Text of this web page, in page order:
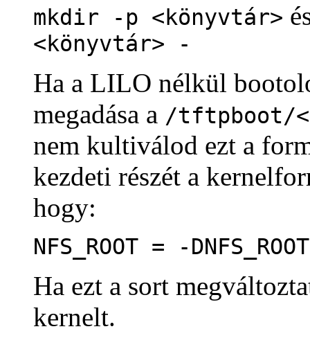
mkdir -p <könyvtár>
<könyvtár> -
Ha a LILO nélkül
megadása a /tftpboot/
nem kultiválod ezt a
kezdeti részét a
hogy:
NFS_ROOT = -
Ha ezt a sort
kernelt.